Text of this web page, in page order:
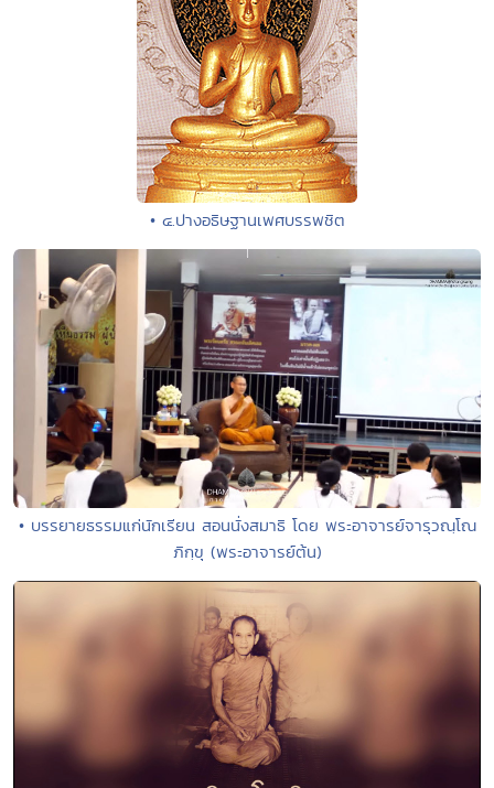
• ๔.ปางอธิษฐานเพศบรรพชิต
• บรรยายธรรมแก่นักเรียน สอนนั่งสมาธิ โดย พระอาจารย์จารุวณฺโณ
ภิกฺขุ (พระอาจารย์ต้น)